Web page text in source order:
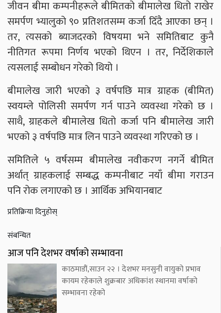
जीवन बीमा कम्पनीहरूले बीमितको बीमालेख धितो राखेर
समर्पण भ्यालुको ९० प्रतिशतसम्म कर्जा दिँदै आएका छन् ।
तर, त्यसको ब्याजदरको विषयमा भने समितिबाट कुनै
नीतिगत रूपमा निर्णय भएको थिएन । तर, निर्देशिकाले
त्यसलाई सम्बोधन गरेको थियो ।
बीमालेख जारी भएको ३ वर्षपछि मात्र ग्राहक (बीमित)
स्वयम्ले पोलिसी समर्पण गर्न पाउने व्यवस्था गरेको छ ।
साथै, ग्राहकले बीमालेख धितो कर्जा पनि बीमालेख जारी
भएको ३ वर्षपछि मात्र लिन पाउने व्यवस्था गरिएको छ ।
समितिले ५ वर्षसम्म बीमालेख नवीकरण नगर्ने बीमित
अर्थात् ग्राहकलाई सम्बद्ध कम्पनीबाट नयाँ बीमा गराउन
पनि रोक लगाएको छ । आर्थिक अभियानबाट
प्रतिक्रिया दिनुहोस्
संबन्धित
आज पनि देशभर वर्षाको सम्भावना
काठमाडौं,साउन २२ । देशभर मनसुनी वायुको प्रभाव
कायम रहेकाले शुक्रबार अधिकांश स्थानमा वर्षाको
सम्भावना रहेको